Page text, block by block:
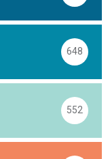
648
552